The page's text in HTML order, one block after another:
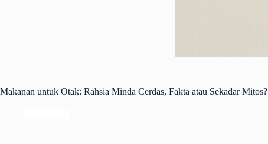
Makanan untuk Otak: Rahsia Minda Cerdas, Fakta atau Sekadar Mitos?